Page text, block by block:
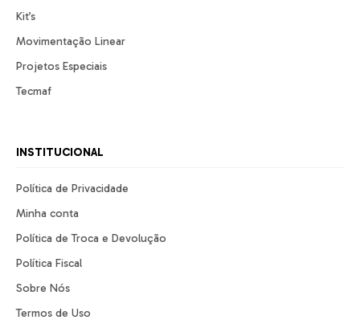
Kit’s
Movimentação Linear
Projetos Especiais
Tecmaf
INSTITUCIONAL
Política de Privacidade
Minha conta
Política de Troca e Devolução
Política Fiscal
Sobre Nós
Termos de Uso